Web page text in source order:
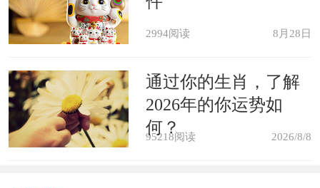
梦境描述：我是女性，最近下岗
面前，这位市长说：你是下岗女工，今
后就跟着我干吧然后醒了，之后睡着，
又梦见在一家兴趣班学习，被教练罚，
2994阅读 8月28日
通过你的生肖，了解
2026年的你运势如
何？
95218阅读 2026/8/8